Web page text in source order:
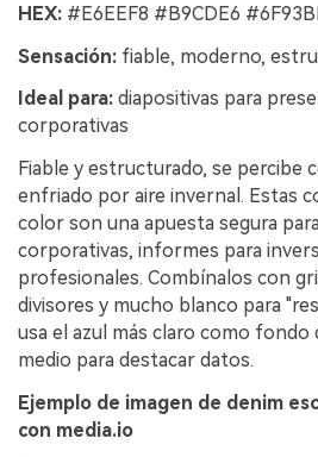
HEX: #E6EEF8 #B9CDE6
Sensación: fiable, moderno,
Ideal para: diapositivas para
corporativas
Fiable y estructurado, se percibe
enfriado por aire invernal. Estas
color son una apuesta segura
corporativas, informes para
profesionales. Combínalos con
divisores y mucho blanco para
usa el azul más claro como fondo
medio para destacar datos.
Ejemplo de imagen de denim
con media.io